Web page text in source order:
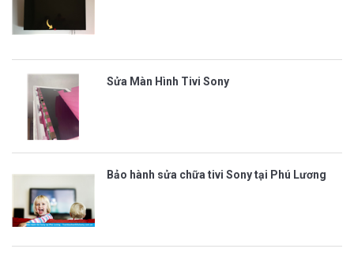
Sửa Màn Hình Tivi Sony
Bảo hành sửa chữa tivi Sony tại Phú Lương